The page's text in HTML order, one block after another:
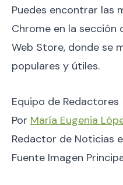
Puedes encontrar las
Chrome en la sección
Web Store, donde se
populares y útiles.
Equipo de Redactores
Por María Eugenia
Redactor de Noticias
Fuente Imagen